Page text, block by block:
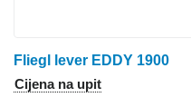
Fliegl lever EDDY 1900
Cijena na upit